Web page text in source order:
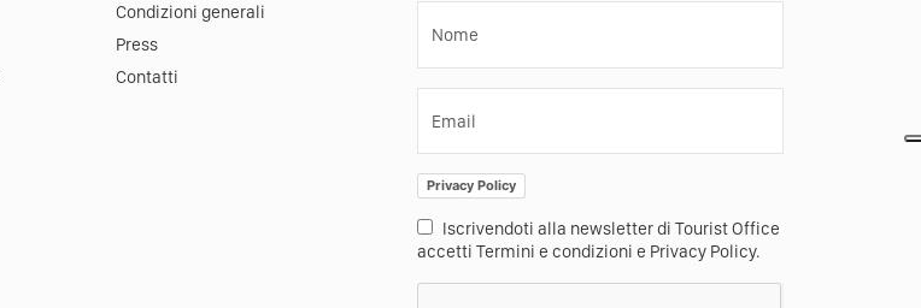
Condizioni generali
Press
Contatti
Nome
Email
Privacy Policy
Iscrivendoti alla newsletter di Tourist Office
accetti Termini e condizioni e Privacy Policy.